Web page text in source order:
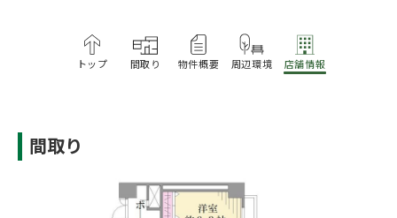
トップ 間取り 物件概要 周辺環境 店舗情報
間取り